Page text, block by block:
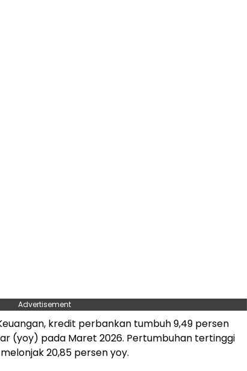
Advertisement
kredit perbankan tumbuh 9,49 persen
(yoy) pada Maret 2026. Pertumbuhan tertinggi
20,85 persen yoy.